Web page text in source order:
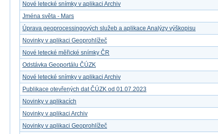
Nové letecké snímky v aplikaci Archiv
Jména světa - Mars
Úprava geoprocessingových služeb a aplikace Analýzy výškopisu
Novinky v aplikaci Geoprohlížeč
Nové letecké měřické snímky ČR
Odstávka Geoportálu ČÚZK
Nové letecké snímky v aplikaci Archiv
Publikace otevřených dat ČÚZK od 01.07.2023
Novinky v aplikacích
Novinky v aplikaci Archiv
Novinky v aplikaci Geoprohlížeč